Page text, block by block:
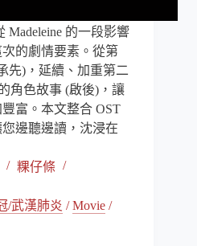
Madeleine 的一段影響
的劇情要素。從第
先)，延續、加重第二
角色故事 (啟後)，讓
富。本文整合 OST
邊聽邊讀，沈浸在
粿仔條
/武漢肺炎 /Movie /